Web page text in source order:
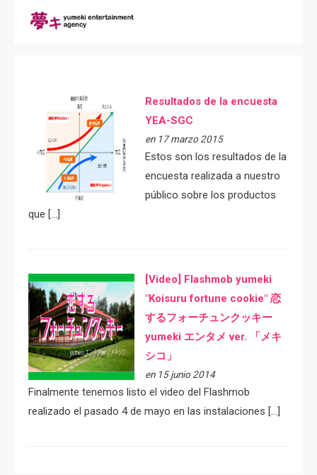
Resultados de la encuesta
YEA-SGC
en 17 marzo 2015
Estos son los resultados de la
encuesta realizada a nuestro
público sobre los productos
que […]
[Video] Flashmob yumeki
"Koisuru fortune cookie" 恋
するフォーチュンクッキー
yumeki エンタメ ver. 「メキ
シコ」
en 15 junio 2014
Finalmente tenemos listo el video del Flashmob
realizado el pasado 4 de mayo en las instalaciones […]